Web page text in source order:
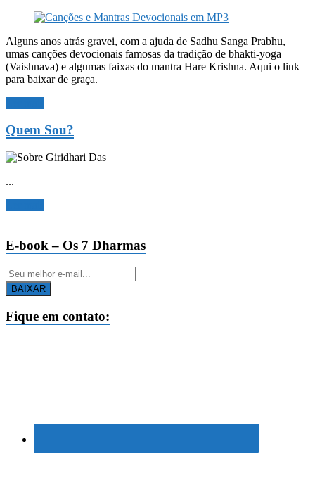
Alguns anos atrás gravei, com a ajuda de Sadhu Sanga Prabhu,
umas canções devocionais famosas da tradição de bhakti-yoga
(Vaishnava) e algumas faixas do mantra Hare Krishna. Aqui o link
para baixar de graça.
Quem Sou?
...
E-book – Os 7 Dharmas
BAIXAR
Fique em contato: